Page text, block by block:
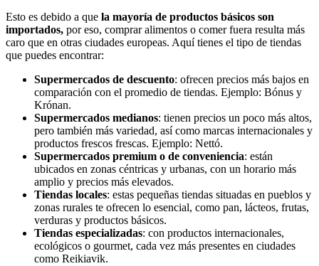
Esto es debido a que la mayoría de productos básicos son
importados, por eso, comprar alimentos o comer fuera resulta más
caro que en otras ciudades europeas. Aquí tienes el tipo de tiendas
que puedes encontrar:
Supermercados de descuento: ofrecen precios más bajos en
comparación con el promedio de tiendas. Ejemplo: Bónus y
Krónan.
Supermercados medianos: tienen precios un poco más altos,
pero también más variedad, así como marcas internacionales y
productos frescos frescas. Ejemplo: Nettó.
Supermercados premium o de conveniencia: están
ubicados en zonas céntricas y urbanas, con un horario más
amplio y precios más elevados.
Tiendas locales: estas pequeñas tiendas situadas en pueblos y
zonas rurales te ofrecen lo esencial, como pan, lácteos, frutas,
verduras y productos básicos.
Tiendas especializadas: con productos internacionales,
ecológicos o gourmet, cada vez más presentes en ciudades
como Reikiavik.